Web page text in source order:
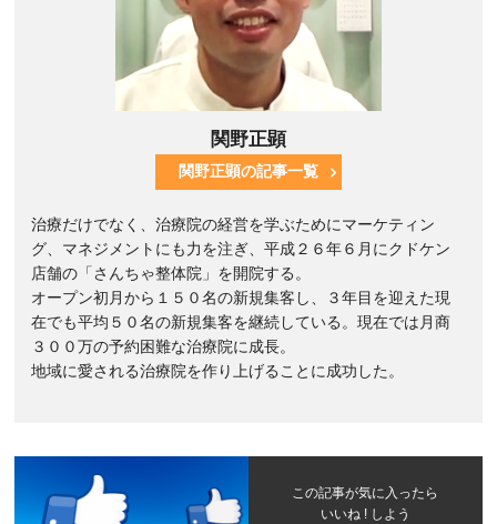
関野正顕
関野正顕の記事一覧
治療だけでなく、治療院の経営を学ぶためにマーケティン
グ、マネジメントにも力を注ぎ、平成２６年６月にクドケン
店舗の「さんちゃ整体院」を開院する。
オープン初月から１５０名の新規集客し、３年目を迎えた現
在でも平均５０名の新規集客を継続している。現在では月商
３００万の予約困難な治療院に成長。
地域に愛される治療院を作り上げることに成功した。
この記事が気に入ったら
いいね ! しよう